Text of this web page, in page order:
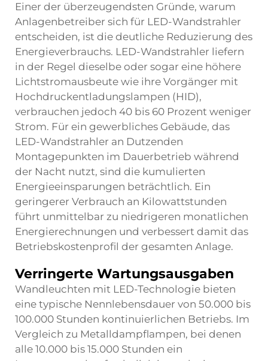
Einer der überzeugendsten Gründe, warum
Anlagenbetreiber sich für LED-Wandstrahler
entscheiden, ist die deutliche Reduzierung des
Energieverbrauchs. LED-Wandstrahler liefern
in der Regel dieselbe oder sogar eine höhere
Lichtstromausbeute wie ihre Vorgänger mit
Hochdruckentladungslampen (HID),
verbrauchen jedoch 40 bis 60 Prozent weniger
Strom. Für ein gewerbliches Gebäude, das
LED-Wandstrahler an Dutzenden
Montagepunkten im Dauerbetrieb während
der Nacht nutzt, sind die kumulierten
Energieeinsparungen beträchtlich. Ein
geringerer Verbrauch an Kilowattstunden
führt unmittelbar zu niedrigeren monatlichen
Energierechnungen und verbessert damit das
Betriebskostenprofil der gesamten Anlage.
Verringerte Wartungsausgaben
Wandleuchten mit LED-Technologie bieten
eine typische Nennlebensdauer von 50.000 bis
100.000 Stunden kontinuierlichen Betriebs. Im
Vergleich zu Metalldampflampen, bei denen
alle 10.000 bis 15.000 Stunden ein